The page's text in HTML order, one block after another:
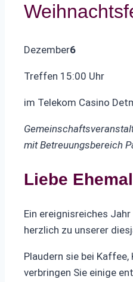
Dezember6
Treffen 15:00 Uhr
im Telekom Casino
mit Betreuungsbereich
Liebe
Ein ereignisreiches
herzlich zu unserer
Plaudern sie bei
verbringen Sie einige